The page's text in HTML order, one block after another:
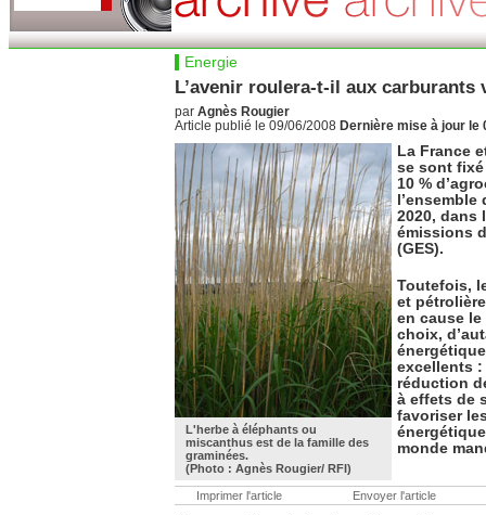
Energie
L’avenir roulera-t-il aux carburants
par Agnès Rougier
Article publié le 09/06/2008 Dernière mise à jour le
L'herbe à éléphants ou
miscanthus est de la famille des
graminées.
(Photo : Agnès Rougier/ RFI)
La France
se sont fixé
10 %
2020, dans
émissions
(GES).
Toutefois,
et
en cause
choix,
excellents
réduction
à effets de
favoriser
monde
Imprimer l'article Envoyer l'article